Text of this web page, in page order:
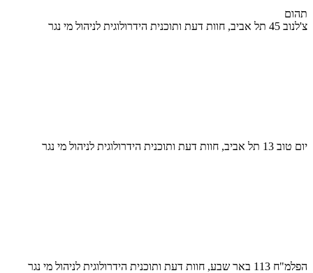
תהום
צ'לנוב 45 תל אביב, חוות דעת ותוכנית הידרולוגית לניהול מי נגר
יום טוב 13 תל אביב, חוות דעת ותוכנית הידרולוגית לניהול מי נגר
הפלמ"ח 113 באר שבע, חוות דעת ותוכנית הידרולוגית לניהול מי נגר